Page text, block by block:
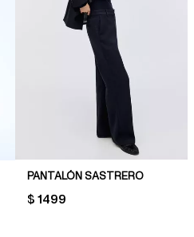
PANTALÓN SASTRERO
PRICE:
$ 1499